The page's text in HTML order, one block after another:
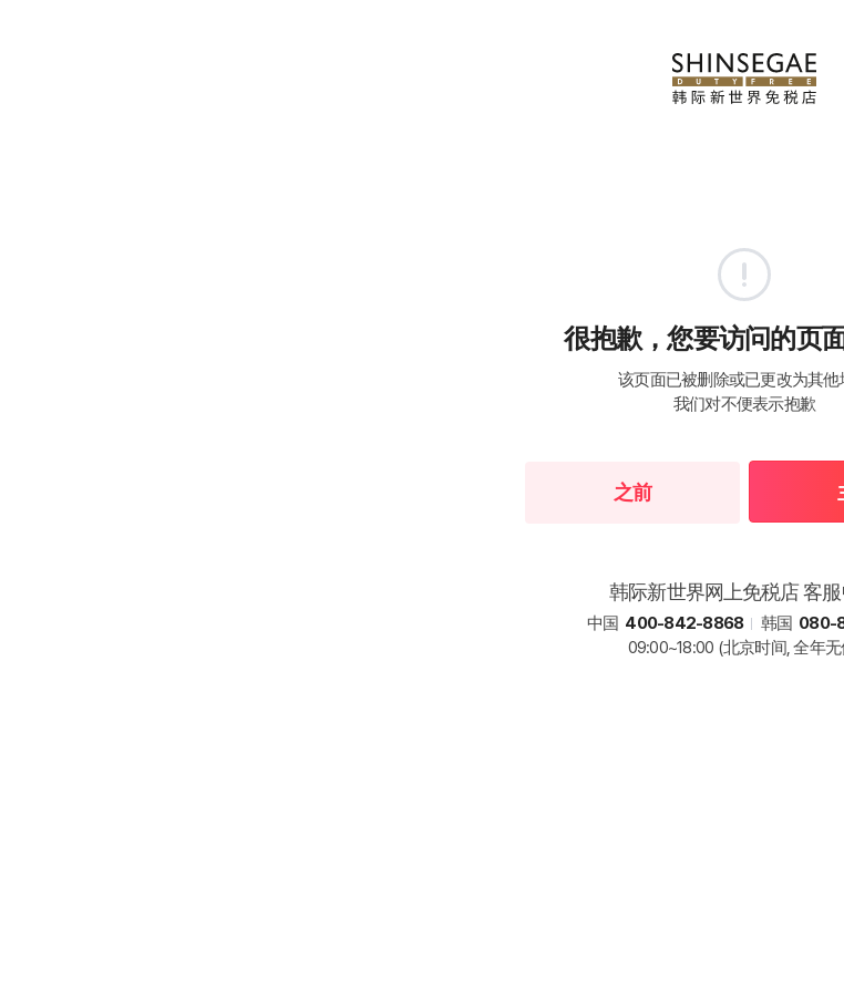
很抱歉，您要访问的页
该页面已被删除或已更改为其他
我们对不便表示抱歉
之前
韩际新世界网上免税店 客
中国 400-842-8868 韩国 080-
09:00~18:00 (北京时间, 全年无